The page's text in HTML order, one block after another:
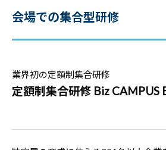
会場での集合型研修
業界初の定額制集合研修
定額制集合研修 Biz CAMPUS